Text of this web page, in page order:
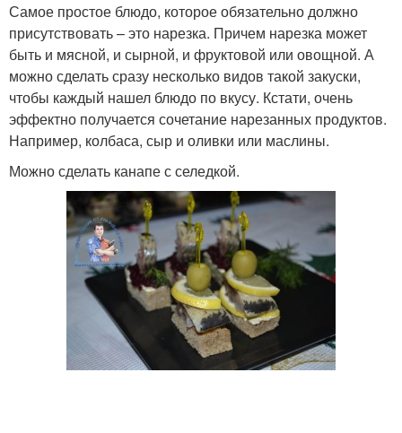
Самое простое блюдо, которое обязательно должно
присутствовать – это нарезка. Причем нарезка может
быть и мясной, и сырной, и фруктовой или овощной. А
можно сделать сразу несколько видов такой закуски,
чтобы каждый нашел блюдо по вкусу. Кстати, очень
эффектно получается сочетание нарезанных продуктов.
Например, колбаса, сыр и оливки или маслины.
Можно сделать канапе с селедкой.